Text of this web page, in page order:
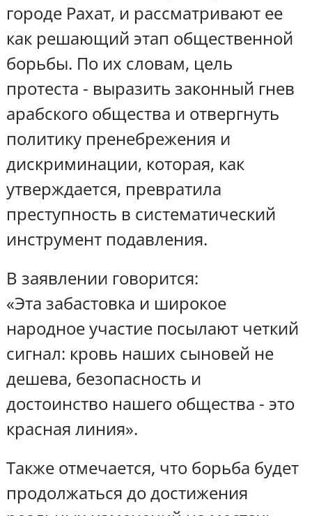
городе Рахат, и рассматривают ее
как решающий этап общественной
борьбы. По их словам, цель
протеста - выразить законный гнев
арабского общества и отвергнуть
политику пренебрежения и
дискриминации, которая, как
утверждается, превратила
преступность в систематический
инструмент подавления.
В заявлении говорится:
«Эта забастовка и широкое
народное участие посылают четкий
сигнал: кровь наших сыновей не
дешева, безопасность и
достоинство нашего общества - это
красная линия».
Также отмечается, что борьба будет
продолжаться до достижения